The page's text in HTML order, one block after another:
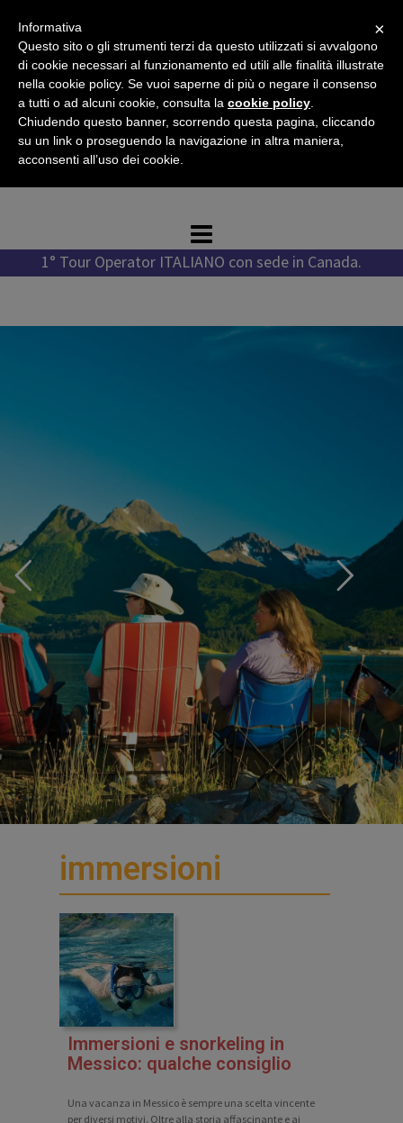
contenuto
Tel. +1 778 987 1796
Tel. +39 351 776 7276
WhatsApp +1 778 987 1796
1° Tour Operator ITALIANO con sede in Canada.
immersioni
Immersioni e snorkeling in
Messico: qualche consiglio
Una vacanza in Messico è sempre una scelta vincente
per diversi motivi. Oltre alla storia affascinante e ai
×
Informativa
Questo sito o gli strumenti terzi da questo utilizzati si avvalgono
di cookie necessari al funzionamento ed utili alle finalità illustrate
nella cookie policy. Se vuoi saperne di più o negare il consenso
a tutti o ad alcuni cookie, consulta la cookie policy
Chiudendo questo banner, scorrendo questa pagina, cliccando
su un link o proseguendo la navigazione in altra maniera,
acconsenti all’uso dei cookie.